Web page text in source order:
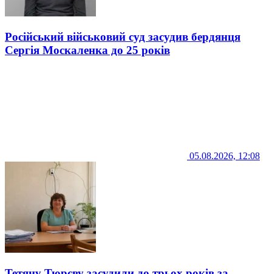
Російський військовий суд засудив бердянця
Сергія Москаленка до 25 років
05.08.2026, 12:08